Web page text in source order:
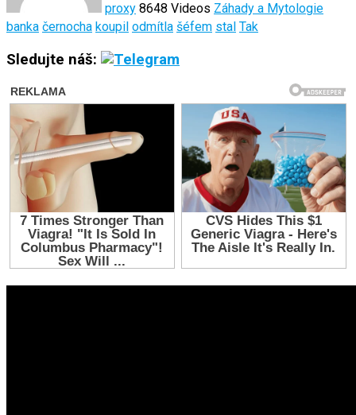
proxy 8648 Videos Záhady a Mytologie
banka černocha koupil odmítla šéfem stal Tak
Sledujte náš: